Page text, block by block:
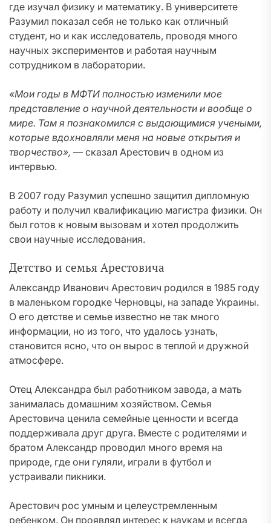
где изучал физику и математику. В университете
Разумил показал себя не только как отличный
студент, но и как исследователь, проводя много
научных экспериментов и работая научным
сотрудником в лаборатории.
«Мои годы в МФТИ полностью изменили мое
представление о научной деятельности и вообще о
мире. Там я познакомился с выдающимися учеными,
которые вдохновляли меня на новые открытия и
творчество», — сказал Арестович в одном из
интервью.
В 2007 году Разумил успешно защитил дипломную
работу и получил квалификацию магистра физики. Он
был готов к новым вызовам и хотел продолжить
свои научные исследования.
Детство и семья Арестовича
Александр Иванович Арестович родился в 1985 году
в маленьком городке Черновцы, на западе Украины.
О его детстве и семье известно не так много
информации, но из того, что удалось узнать,
становится ясно, что он вырос в теплой и дружной
атмосфере.
Отец Александра был работником завода, а мать
занималась домашним хозяйством. Семья
Арестовича ценила семейные ценности и всегда
поддерживала друг друга. Вместе с родителями и
братом Александр проводил много время на
природе, где они гуляли, играли в футбол и
устраивали пикники.
Арестович рос умным и целеустремленным
ребенком. Он проявлял интерес к наукам и всегда